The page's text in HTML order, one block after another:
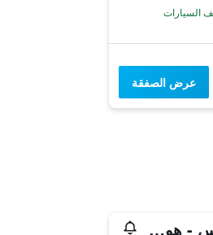
السيارات
عرض الصفقة
سيفيك جيست هاوس - هوستل